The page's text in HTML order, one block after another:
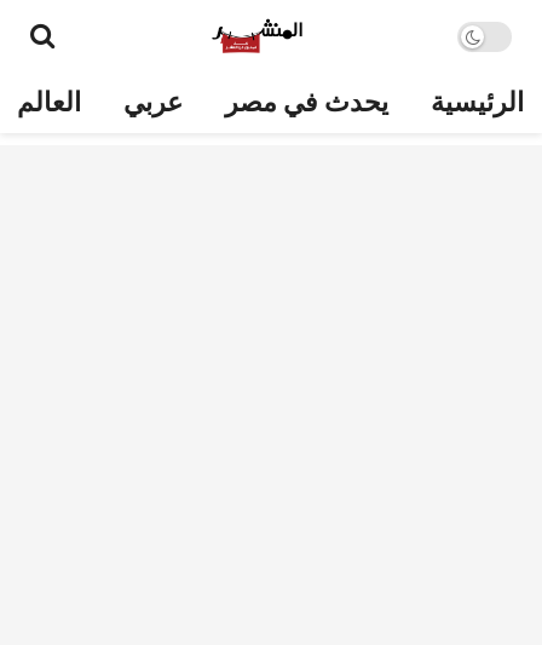
الرئيسية يحدث في مصر عربي العالم